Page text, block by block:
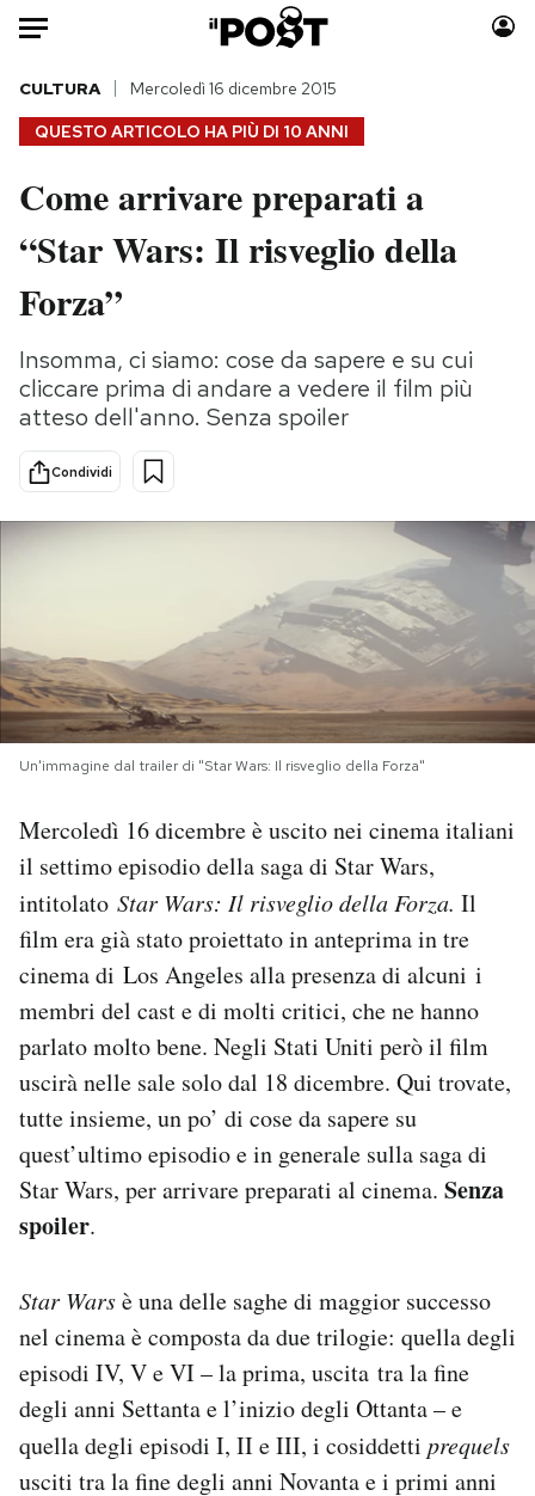
Auto
HOME
Italia
Politica
Tecnologia
Scienza
Cultura
Sport
Moda
Consumismi
Media
Europa
NEWSLETTER
I MIEI PREFERITI
SHOP
CALENDARIO
AREA PERSONALE
Newsletter
Notifiche mobile
Regala il Post
Hai bisogno di aiuto?
Esci
QUESTO ARTICOLO HA PIÙ DI 10 ANNI
CULTURA Mercoledì 16 dicembre 2015
Come arrivare preparati a
“Star Wars: Il risveglio della
Forza”
Insomma, ci siamo: cose da sapere e su cui
cliccare prima di andare a vedere il film più
atteso dell'anno. Senza spoiler
Condividi
Un'immagine dal trailer di "Star Wars: Il risveglio della Forza"
Mercoledì 16 dicembre è uscito nei cinema italiani
il settimo episodio della saga di Star Wars,
intitolato Star Wars: Il risveglio della Forza. Il
film era già stato proiettato in anteprima in tre
cinema di Los Angeles alla presenza di alcuni i
membri del cast e di molti critici, che ne hanno
parlato molto bene. Negli Stati Uniti però il film
uscirà nelle sale solo dal 18 dicembre. Qui trovate,
tutte insieme, un po’ di cose da sapere su
quest’ultimo episodio e in generale sulla saga di
Star Wars, per arrivare preparati al cinema. Senza
spoiler.
Star Warsè una delle saghe di maggior successo
nel cinema è composta da due trilogie: quella degli
episodi IV, V e VI – la prima, uscita tra la fine
degli anni Settanta e l’inizio degli Ottanta – e
quella degli episodi I, II e III, i cosiddetti prequels
usciti tra la fine degli anni Novanta e i primi anni